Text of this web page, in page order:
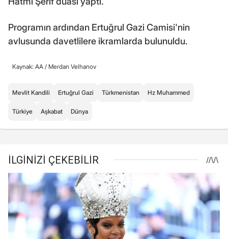
Programın ardından Ertuğrul Gazi Camisi'nin
avlusunda davetlilere ikramlarda bulunuldu.
Kaynak: AA / Merdan Velhanov
Mevlit Kandili Ertuğrul Gazi Türkmenistan Hz Muhammed
Türkiye Aşkabat Dünya